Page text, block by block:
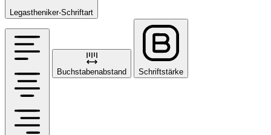
Legastheniker-Schriftart
Buchstabenabstand Schriftstärke